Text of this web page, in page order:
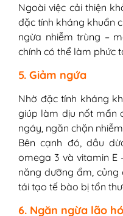
Ngoài việc cải thiện
đặc tính kháng khuẩn
ngừa nhiễm trùng –
chính có thể làm phức
5. Giảm ngứa
Nhờ đặc tính kháng
giúp làm dịu nốt mẩn
ngáy, ngăn chặn
Bên cạnh đó, dầu
omega 3 và vitamin E
năng dưỡng ẩm,
tái tạo tế bào bị tổn
6. Ngăn ngừa lão